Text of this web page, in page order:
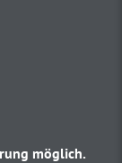
möglich.